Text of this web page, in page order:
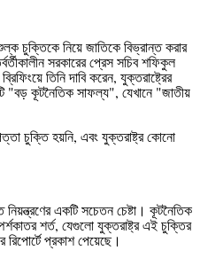
চুক্তিকে নিয়ে জাতিকে বিভ্রান্ত করার
সরকারের প্রেস সচিব শফিকুল
তিনি দাবি করেন, যুক্তরাষ্ট্রের
কূটনৈতিক সাফল্য", যেখানে "জাতীয়
চুক্তি হয়নি, এবং যুক্তরাষ্ট্র কোনো
একটি সচেতন চেষ্টা। কূটনৈতিক
শর্ত, যেগুলো যুক্তরাষ্ট্র এই চুক্তির
রিপোর্টে প্রকাশ পেয়েছে।